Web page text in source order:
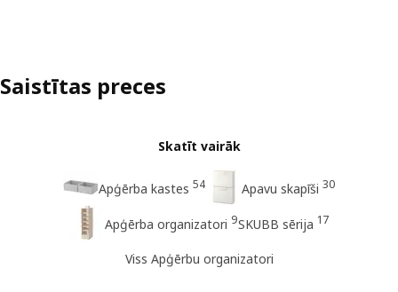
Saistītas preces
Skatīt vairāk
Apģērba kastes 54 Apavu skapīši 30
Apģērba organizatori 9SKUBB sērija 17
Viss Apģērbu organizatori